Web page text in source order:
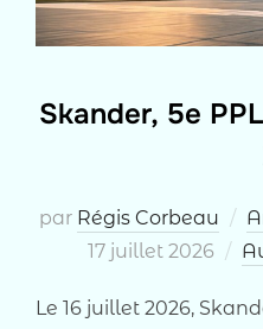
Skander, 5e
par Régis Corbeau
17 juillet 2026
Le 16 juillet 2026,